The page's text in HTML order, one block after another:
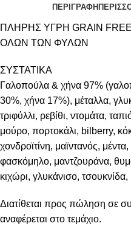
ΠΕΡΙΓΡΑΦΗ
ΠΛΗΡΗΣ ΥΓΡΗ GRAIN
ΟΛΩΝ ΤΩΝ ΦΥΛΩΝ
ΣΥΣΤΑΤΙΚΑ
Γαλοπούλα & χήνα 97%
30%, χήνα 17%), μέταλλα,
τριφύλλι, ρεβίθι, ντομάτα,
μούρο, πορτοκάλι, bilberry,
χονδροϊτίνη, μαϊντανός,
φασκόμηλο, μαντζουράνα,
κιχώρι, γλυκάνισο,
Διατίθεται προς πώληση σε
αναφέρεται στο τεμάχιο.